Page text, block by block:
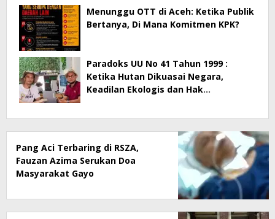
Menunggu OTT di Aceh: Ketika Publik
Bertanya, Di Mana Komitmen KPK?
Paradoks UU No 41 Tahun 1999 :
Ketika Hutan Dikuasai Negara,
Keadilan Ekologis dan Hak
Pang Aci Terbaring di RSZA,
Fauzan Azima Serukan Doa
Masyarakat Gayo